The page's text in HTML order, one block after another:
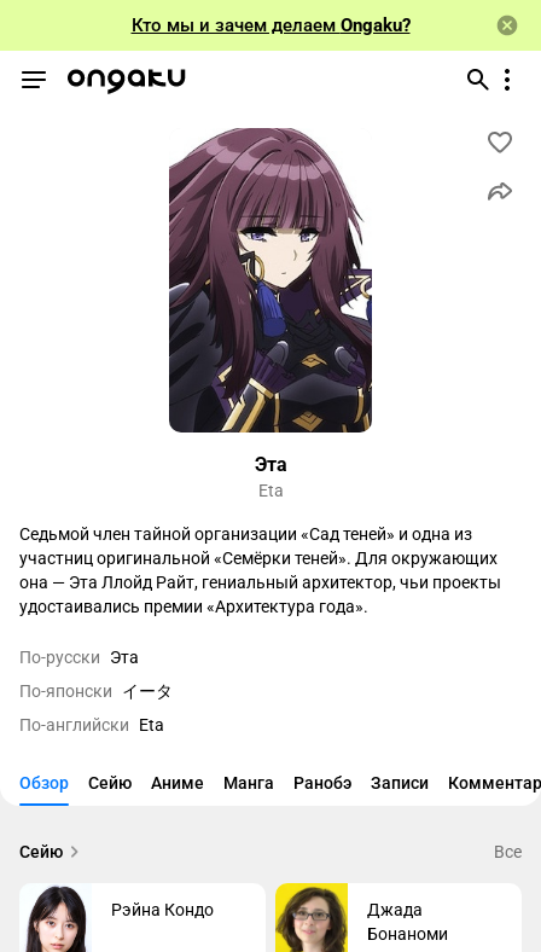
Кто мы и зачем делаем Ongaku?
Эта
Eta
Седьмой член тайной организации «Сад теней» и одна из
участниц оригинальной «Семёрки теней». Для окружающих
она — Эта Ллойд Райт, гениальный архитектор, чьи проекты
удостаивались премии «Архитектура года».
Однако за публичным образом скрывается её настоящая
«Сада теней», отвечая за научную и экспериментальную
сторону деятельности организации.
По-русски
Эта
По-японски
イータ
По-английски
Eta
Обзор Сейю Аниме Манга Ранобэ Записи
Сейю Все
Рэйна Кондо
Джада
Бонаноми